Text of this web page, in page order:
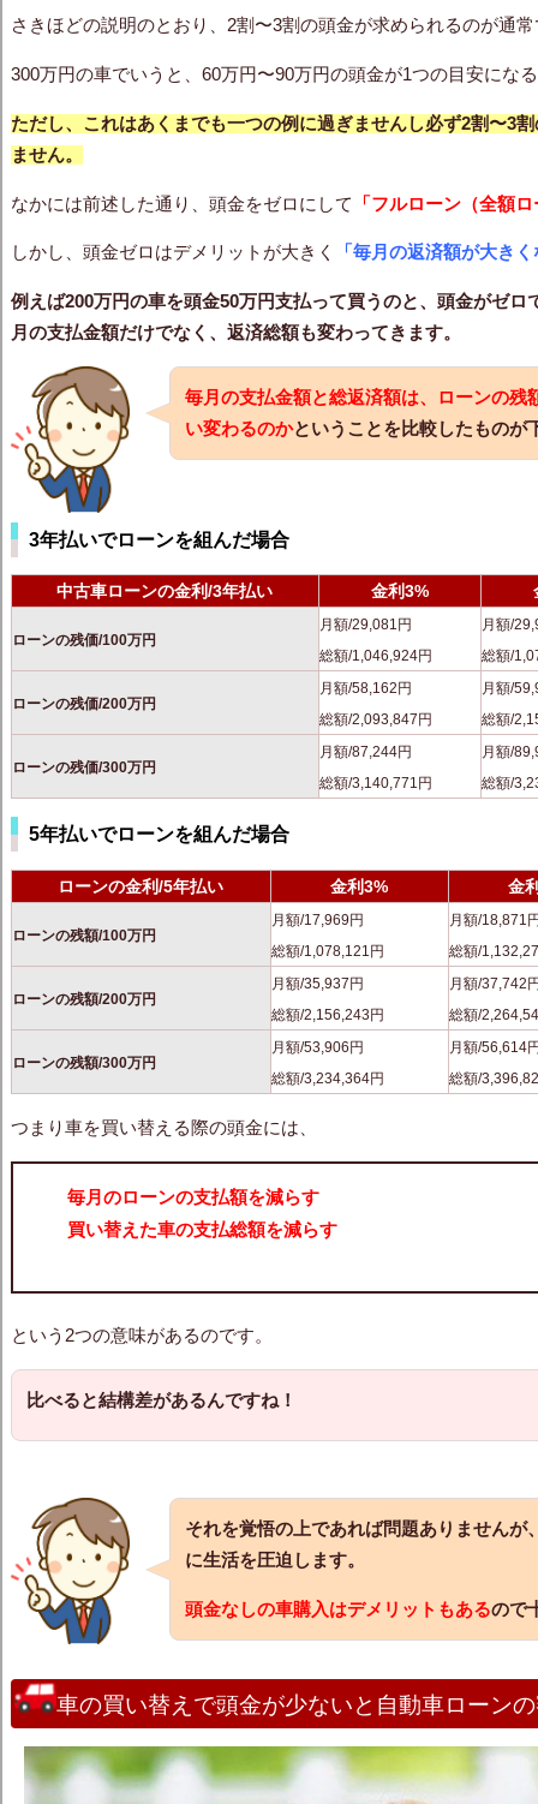
さきほどの説明のとおり、2割〜3割の頭金が求められるのが通
300万円の車でいうと、60万円〜90万円の頭金が1つの目安にな
ただし、これはあくまでも一つの例に過ぎませんし必ず2割〜3
ません。
なかには前述した通り、頭金をゼロにして 「フルローン（全額
しかし、頭金ゼロはデメリットが大きく 「毎月の返済額が大き
例えば200万円の車を頭金50万円支払って買うのと、頭金がゼロ
月の支払金額だけでなく、返済総額も変わってきます。
毎月の支払金額と総返済額は、ローンの残
い変わるのかということを比較したものが
3年払いでローンを組んだ場合
中古車ローンの金利/3年払い 金利3%
ローンの残価/100万円
月額/29,081円
総額/1,046,924円
月額/
総額/
ローンの残価/200万円
月額/58,162円
総額/2,093,847円
月額/
総額/
ローンの残価/300万円
月額/87,244円
総額/3,140,771円
月額/
総額/
5年払いでローンを組んだ場合
ローンの金利/5年払い 金利3% 金
ローンの残額/100万円
月額/17,969円
総額/1,078,121円
月額/18,871
総額/
ローンの残額/200万円
月額/35,937円
総額/2,156,243円
月額/37,742
総額/
ローンの残額/300万円
月額/53,906円
総額/3,234,364円
月額/56,614
総額/
つまり車を買い替える際の頭金には、
毎月のローンの支払額を減らす
買い替えた車の支払総額を減らす
という2つの意味があるのです。
比べると結構差があるんですね！
それを覚悟の上であれば問題ありませんが
に生活を圧迫します。
頭金なしの車購入はデメリットもあるので
車の買い替えで頭金が少ないと自動車ローン